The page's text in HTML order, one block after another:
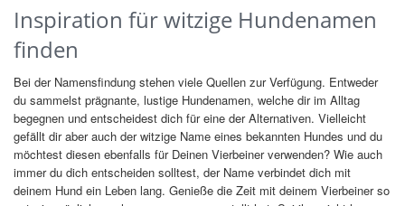
Inspiration für witzige Hundenamen
finden
Bei der Namensfindung stehen viele Quellen zur Verfügung. Entweder
du sammelst prägnante, lustige Hundenamen, welche dir im Alltag
begegnen und entscheidest dich für eine der Alternativen. Vielleicht
gefällt dir aber auch der witzige Name eines bekannten Hundes und du
möchtest diesen ebenfalls für Deinen Vierbeiner verwenden? Wie auch
immer du dich entscheiden solltest, der Name verbindet dich mit
deinem Hund ein Leben lang. Genieße die Zeit mit deinem Vierbeiner so